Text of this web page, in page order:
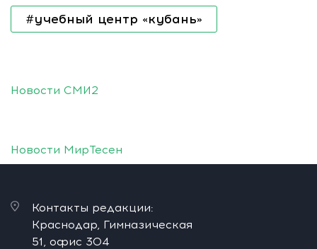
#учебный центр «кубань»
Новости СМИ2
Новости МирТесен
Контакты редакции:
Краснодар, Гимназическая
51, офис 304